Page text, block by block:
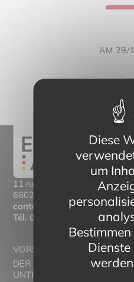
AM 29/
11 rue Mittlerweg,
68025 Colmar Cedex
contact@eltern-
Tél. 03 89 20 46 74
VORSTELLUNG
DER ZWEISPRACHIGE
UNTERRICHT
Diese
um